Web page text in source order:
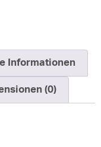
Informationen
(0)